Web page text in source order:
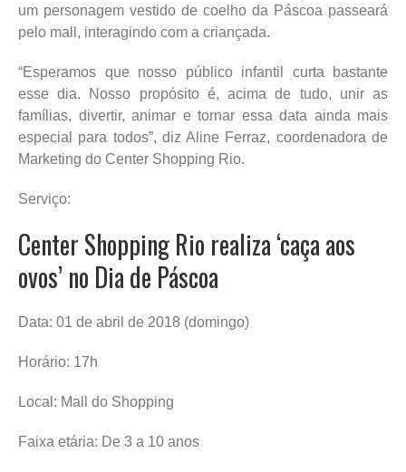
um personagem vestido de coelho da Páscoa passeará
pelo mall, interagindo com a criançada.
“Esperamos que nosso público infantil curta bastante
esse dia. Nosso propósito é, acima de tudo, unir as
famílias, divertir, animar e tornar essa data ainda mais
especial para todos”, diz Aline Ferraz, coordenadora de
Marketing do Center Shopping Rio.
Serviço:
Center Shopping Rio realiza ‘caça aos
ovos’ no Dia de Páscoa
Data: 01 de abril de 2018 (domingo)
Horário: 17h
Local: Mall do Shopping
Faixa etária: De 3 a 10 anos